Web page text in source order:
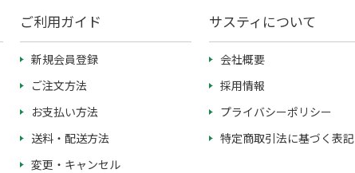
ご利用ガイド
新規会員登録
ご注文方法
お支払い方法
送料・配送方法
変更・キャンセル
サスティについて
会社概要
採用情報
プライバシーポリシー
特定商取引法に基づく表記